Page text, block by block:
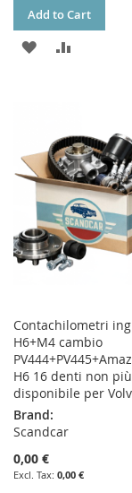
Add to Cart
ADD
LIST
Contachilometri
H6+M4 cambio
H6 16 denti non più
disponibile per
Brand:
Scandcar
0,00 €
0,00 €